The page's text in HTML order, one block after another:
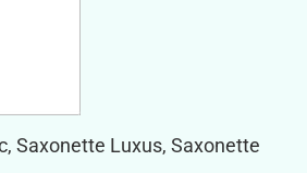
Saxonette Luxus, Saxonette